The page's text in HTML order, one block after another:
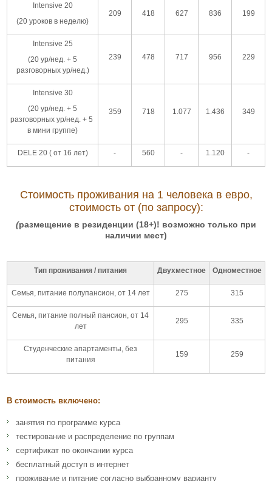
Intensive 20
(20 уроков в неделю)
209 418 627 836 199
Intensive 25
(20 ур/нед. + 5
разговорных ур/нед.)
239 478 717 956 229
Intensive 30
(20 ур/нед. + 5
разговорных ур/нед. + 5
в мини группе)
359 718 1.077 1.436 349
DELE 20 ( от 16 лет) - 560 - 1.120 -
Стоимость проживания на 1 человека в евро,
стоимость от (по запросу):
(размещение в резиденции (18+)! возможно только при
наличии мест)
Тип проживания / питания Двухместное Одноместное
Семья, питание полупансион, от 14 лет 275 315
Семья, питание полный пансион, от 14
лет
295 335
Студенческие апартаменты, без
питания
159 259
В стоимость включено:
занятия по программе курса
тестирование и распределение по группам
сертификат по окончании курса
бесплатный доступ в интернет
проживание и питание согласно выбранному варианту